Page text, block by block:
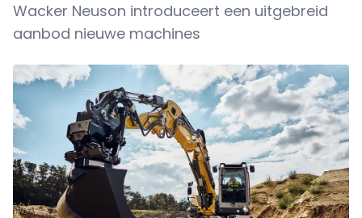
Wacker Neuson introduceert een uitgebreid
aanbod nieuwe machines